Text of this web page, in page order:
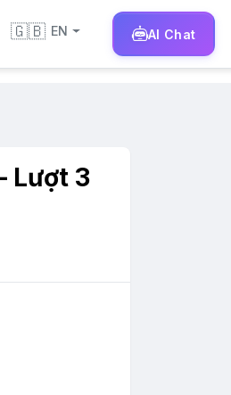
🇬🇧 EN AI Chat
Lượt 3